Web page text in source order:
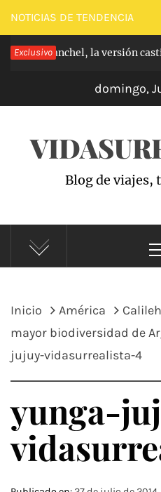
Saltar
al
contenido
NOTICIAS DE TENDENCIA
Exclusivo
de Carabanchel, la versión
domingo,
Blog de viajes,
Inicio América
mayor biodiversidad de
jujuy-vidasurrealista-4
yunga-